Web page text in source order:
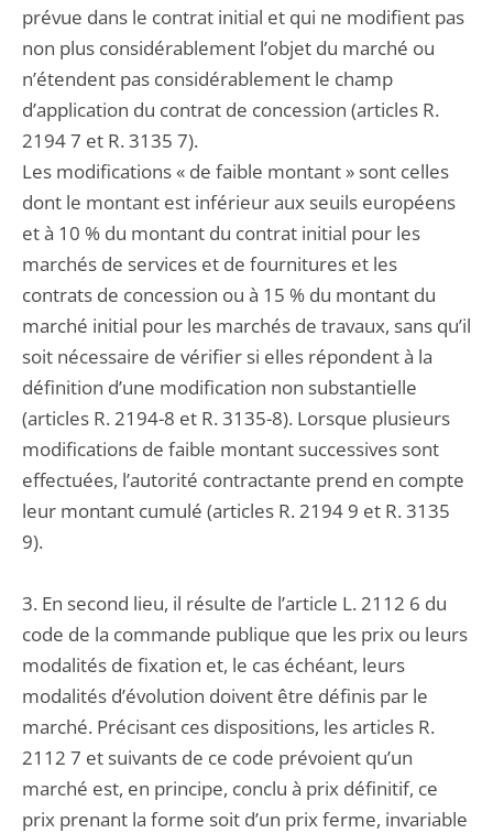
prévue dans le contrat initial et qui ne modifient pas
non plus considérablement l’objet du marché ou
n’étendent pas considérablement le champ
d’application du contrat de concession (articles R.
2194 7 et R. 3135 7).
Les modifications « de faible montant » sont celles
dont le montant est inférieur aux seuils européens
et à 10 % du montant du contrat initial pour les
marchés de services et de fournitures et les
contrats de concession ou à 15 % du montant du
marché initial pour les marchés de travaux, sans qu’il
soit nécessaire de vérifier si elles répondent à la
définition d’une modification non substantielle
(articles R. 2194-8 et R. 3135-8). Lorsque plusieurs
modifications de faible montant successives sont
effectuées, l’autorité contractante prend en compte
leur montant cumulé (articles R. 2194 9 et R. 3135
9).
3. En second lieu, il résulte de l’article L. 2112 6 du
code de la commande publique que les prix ou leurs
modalités de fixation et, le cas échéant, leurs
modalités d’évolution doivent être définis par le
marché. Précisant ces dispositions, les articles R.
2112 7 et suivants de ce code prévoient qu’un
marché est, en principe, conclu à prix définitif, ce
prix prenant la forme soit d’un prix ferme, invariable